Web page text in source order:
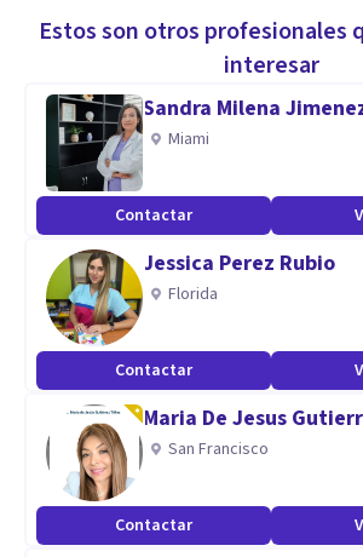
Psicología infantojuvenil, familiar y de
Estos son otros profesionales
interesar
Sandra Milena
Miami
Contactar
Jessica Perez Rubio
Florida
Contactar
Maria De Jesus
San Francisco
Contactar